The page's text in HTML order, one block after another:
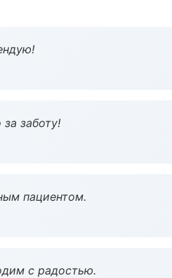
заботу!
пациентом.
с радостью.